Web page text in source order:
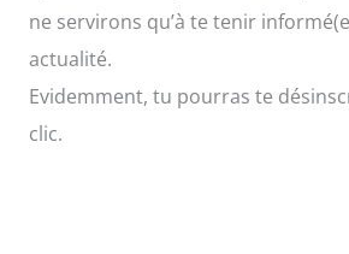
ne servirons qu’à te tenir
actualité.
Evidemment, tu pourras te
clic.